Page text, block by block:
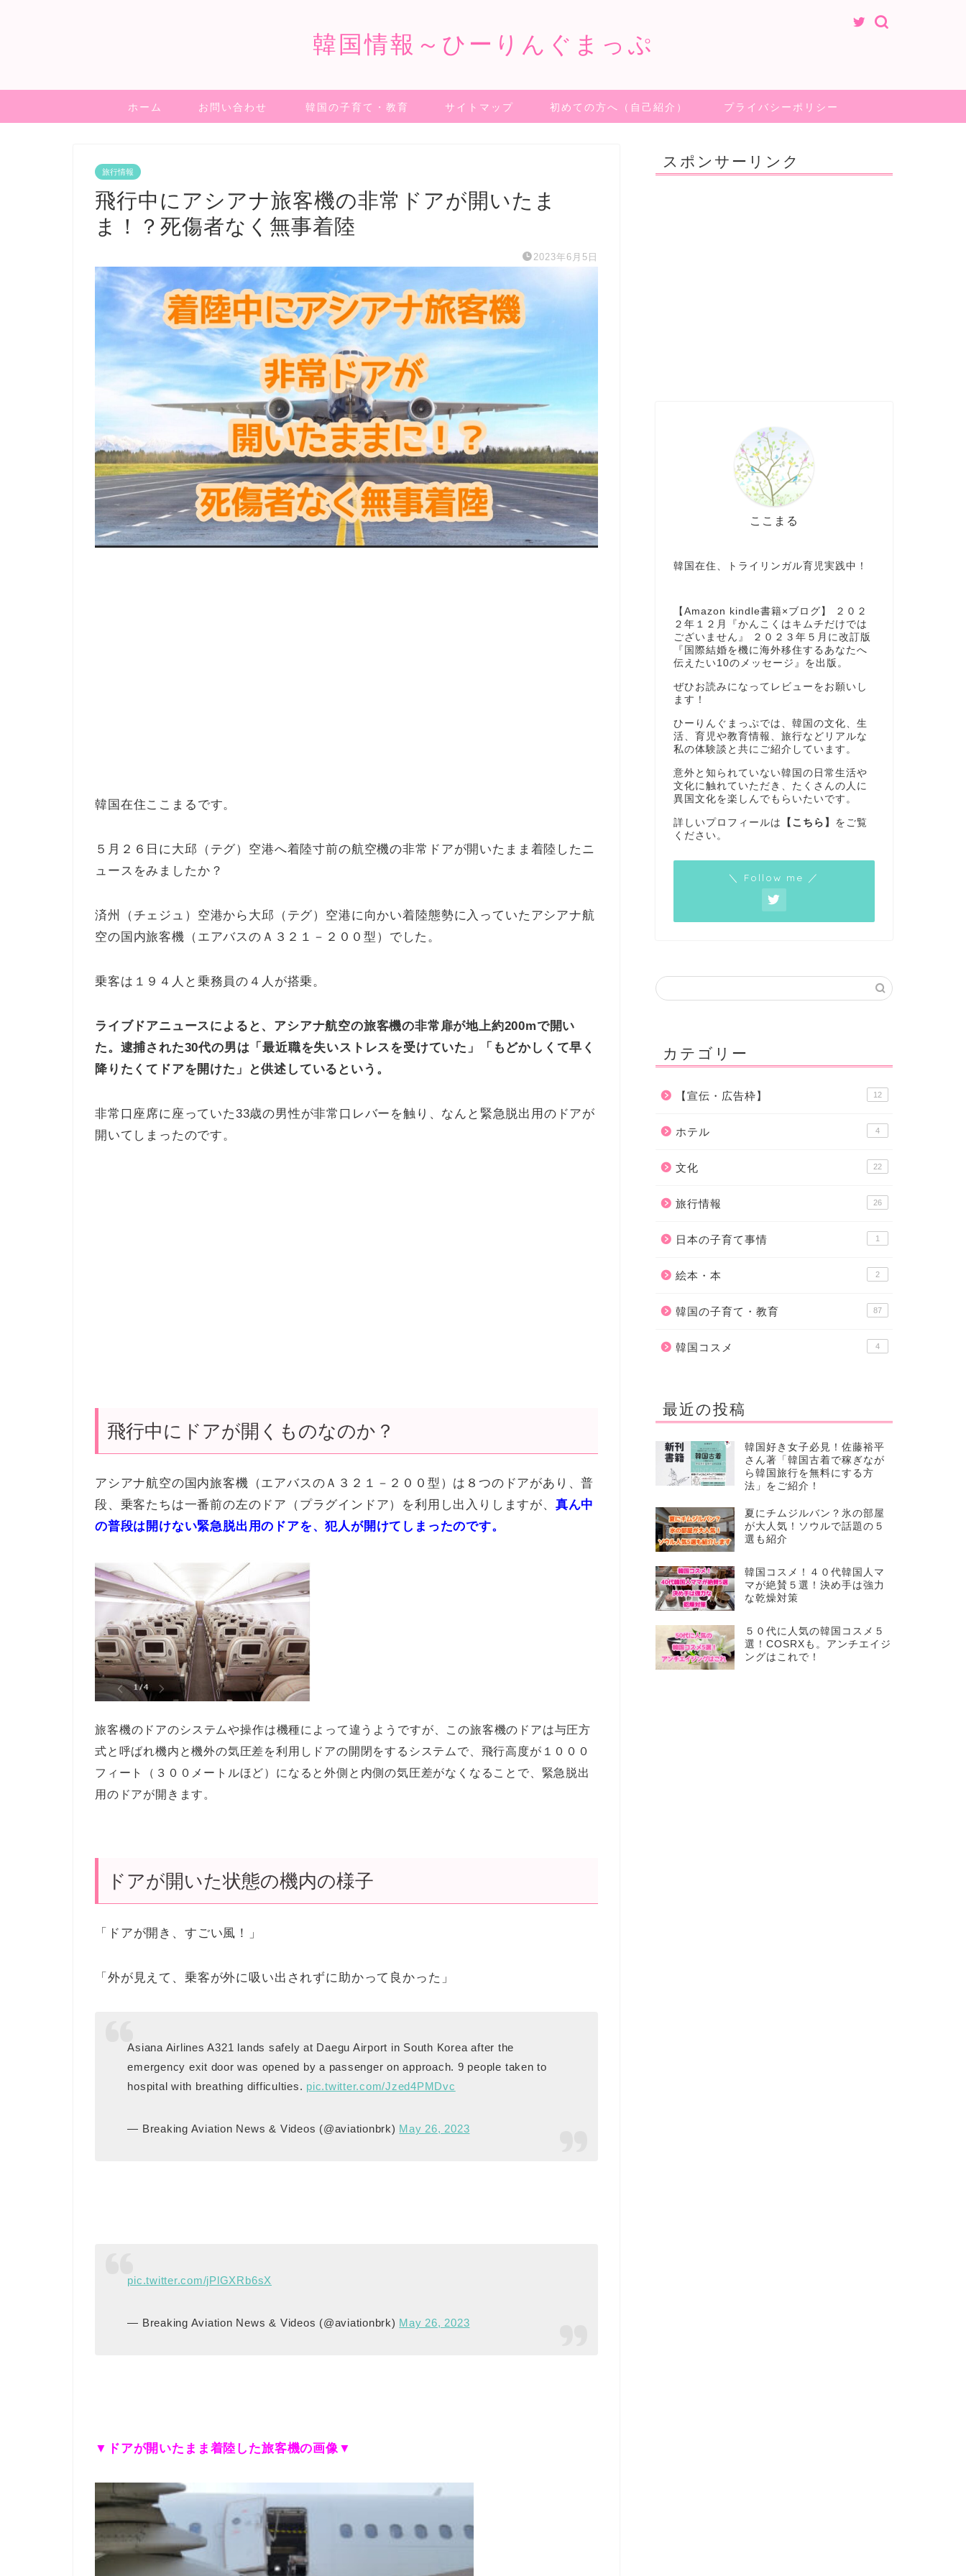
韓国情報～ひーりんぐまっぷ
ホーム お問い合わせ 韓国の子育て・教育 サイトマップ 初めての方へ（自己紹介） プライバシーポリシー
旅行情報
飛行中にアシアナ旅客機の非常ドアが開いたま
ま！？死傷者なく無事着陸
2023年6月5日
韓国在住ここまるです。
５月２６日に大邱（テグ）空港へ着陸寸前の航空機の非常ドアが開いたまま着陸したニ
ュースをみましたか？
済州（チェジュ）空港から大邱（テグ）空港に向かい着陸態勢に入っていたアシアナ航
空の国内旅客機（ エアバスのＡ３２１－２００型） でした。
乗客は１９４人と乗務員の４人が搭乗。
ライブドアニュースによると、アシアナ航空の旅客機の非常扉が地上約200mで開い
た。逮捕された30代の男は 「最近職を失いストレスを受けていた」「もどかしくて早く
降りたくてドアを開けた」と供述しているという。
非常口座席に座っていた33歳の男性が非常口レバーを触り、なんと緊急脱出用のドアが
開いてしまったのです。
飛行中にドアが開くものなのか？
アシアナ航空の国内旅客機（エアバスのＡ３２１－２００型）は８つのドアがあり、普
段、乗客たちは一番前の左のドア（プラグインドア）を利用し出入りしますが、 真ん中
の普段は開けない緊急脱出用のドアを、犯人が開けてしまったのです。
旅客機のドアのシステムや操作は機種によって違うようですが、 この旅客機のドアは与圧方
式と呼ばれ機内と機外の気圧差を利用しドアの開閉をするシステムで、飛行高度が１０００
フィート（３００メートルほど）になると外側と内側の気圧差がなくなることで、緊急脱出
用のドアが開きます。
ドアが開いた状態の機内の様子
「ドアが開き、すごい風！」
「外が見えて、乗客が外に吸い出されずに助かって良かった」
Asiana Airlines A321 lands safely at Daegu Airport in South Korea after the
emergency exit door was opened by a passenger on approach. 9 people taken to
hospital with breathing difficulties. pic.twitter.com/Jzed4PMDvc
— Breaking Aviation News & Videos (@aviationbrk) May 26, 2023
pic.twitter.com/jPlGXRb6sX
— Breaking Aviation News & Videos (@aviationbrk) May 26, 2023
▼ドアが開いたまま着陸した旅客機の画像▼
スポンサーリンク
ここまる
韓国在住、トライリンガル育児実践中！
【Amazon kindle書籍×ブログ】 ２０２
２年１２月『かんこくはキムチだけでは
ございません』 ２０２３年５月に改訂版
『国際結婚を機に海外移住するあなたへ
伝えたい10のメッセージ』を出版。
ぜひお読みになってレビューをお願いし
ます！
ひーりんぐまっぷでは、韓国の文化、生
活、育児や教育情報、旅行などリアルな
私の体験談と共にご紹介しています。
意外と知られていない韓国の日常生活や
文化に触れていただき、たくさんの人に
異国文化を楽しんでもらいたいです。
詳しいプロフィールは 【こちら】 をご覧
ください。
＼ Follow me ／
カテゴリー
【宣伝・広告枠】 12
ホテル 4
文化 22
旅行情報 26
日本の子育て事情 1
絵本・本 2
韓国の子育て・教育 87
韓国コスメ 4
最近の投稿
韓国好き女子必見！佐藤裕平
さん著「韓国古着で稼ぎなが
ら韓国旅行を無料にする方
法」をご紹介！
夏にチムジルバン？氷の部屋
が大人気！ソウルで話題の５
選も紹介
韓国コスメ！４０代韓国人マ
マが絶賛５選！決め手は強力
な乾燥対策
５０代に人気の韓国コスメ５
選！COSRXも。アンチエイジ
ングはこれで！